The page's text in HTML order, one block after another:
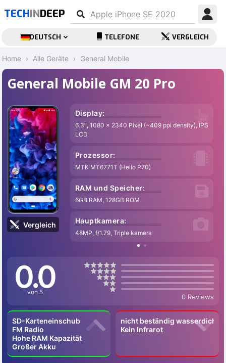
TECHINDEEP
DEUTSCH TELEFONE VERGLEICH
Home Alle Geräte General Mobile
General Mobile GM 20 Pro
Vergleich
Display:
6.3″, 1080 x 2340 Pixel (~409 ppi density), IPS
LCD
Prozessor:
MTK MT6771T (Helio P70)
RAM und Speicher:
6GB RAM, 128GB ROM
Hauptkamera:
48MP, f/1.79, Triple kamera
0.0
von 5
0 Reviews
SD-Karteneinschub
FM Radio
Hohe RAM Kapazität
Großer Akku
nicht beständig wasserdicht
Kein Infrarot